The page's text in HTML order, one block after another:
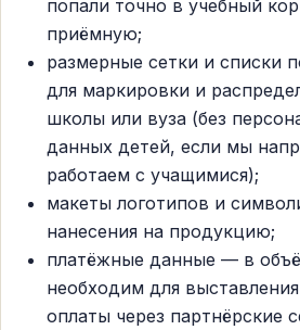
попали точно в учебный
приёмную;
размерные сетки и списки
для маркировки и
школы или вуза (без
данных детей, если мы
работаем с учащимися);
макеты логотипов и
нанесения на продукцию;
платёжные данные — в
необходим для
оплаты через партнёрские